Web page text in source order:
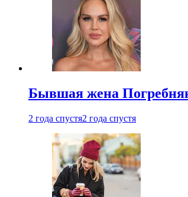
Бывшая жена
2 года спустя2 года спустя